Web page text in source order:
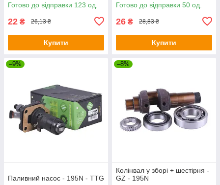
Готово до відправки 123 од.
22 ₴ 26,13 ₴
Купити
Готово до відправки 50 од.
26 ₴ 28,83 ₴
Купити
–9%
Паливний насос - 195N - TTG
–8%
Колінвал у зборі + шестірня -
GZ - 195N